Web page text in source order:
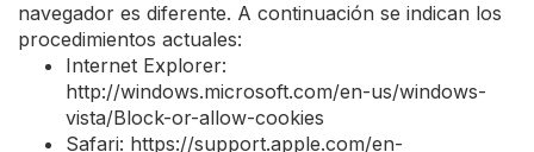
navegador es diferente. A continuación se indican los
procedimientos actuales:
Internet Explorer:
http://windows.microsoft.com/en-us/windows-
vista/Block-or-allow-cookies
Safari: https://support.apple.com/en-